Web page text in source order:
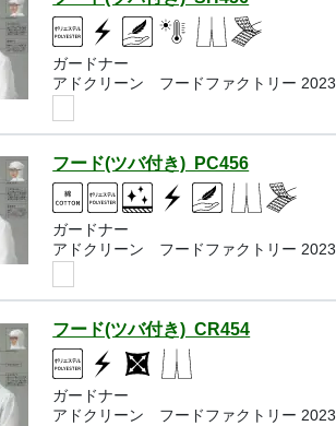
ガードナー
アドクリーン フードファクトリー 2023
フード(ツバ付き) PC456
ガードナー
アドクリーン フードファクトリー 2023
フード(ツバ付き) CR454
ガードナー
アドクリーン フードファクトリー 2023